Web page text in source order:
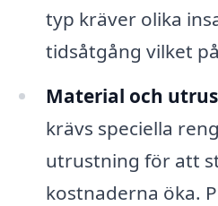
typ kräver olika
tidsåtgång vilket
Material och
krävs speciella
utrustning för att
kostnaderna öka.